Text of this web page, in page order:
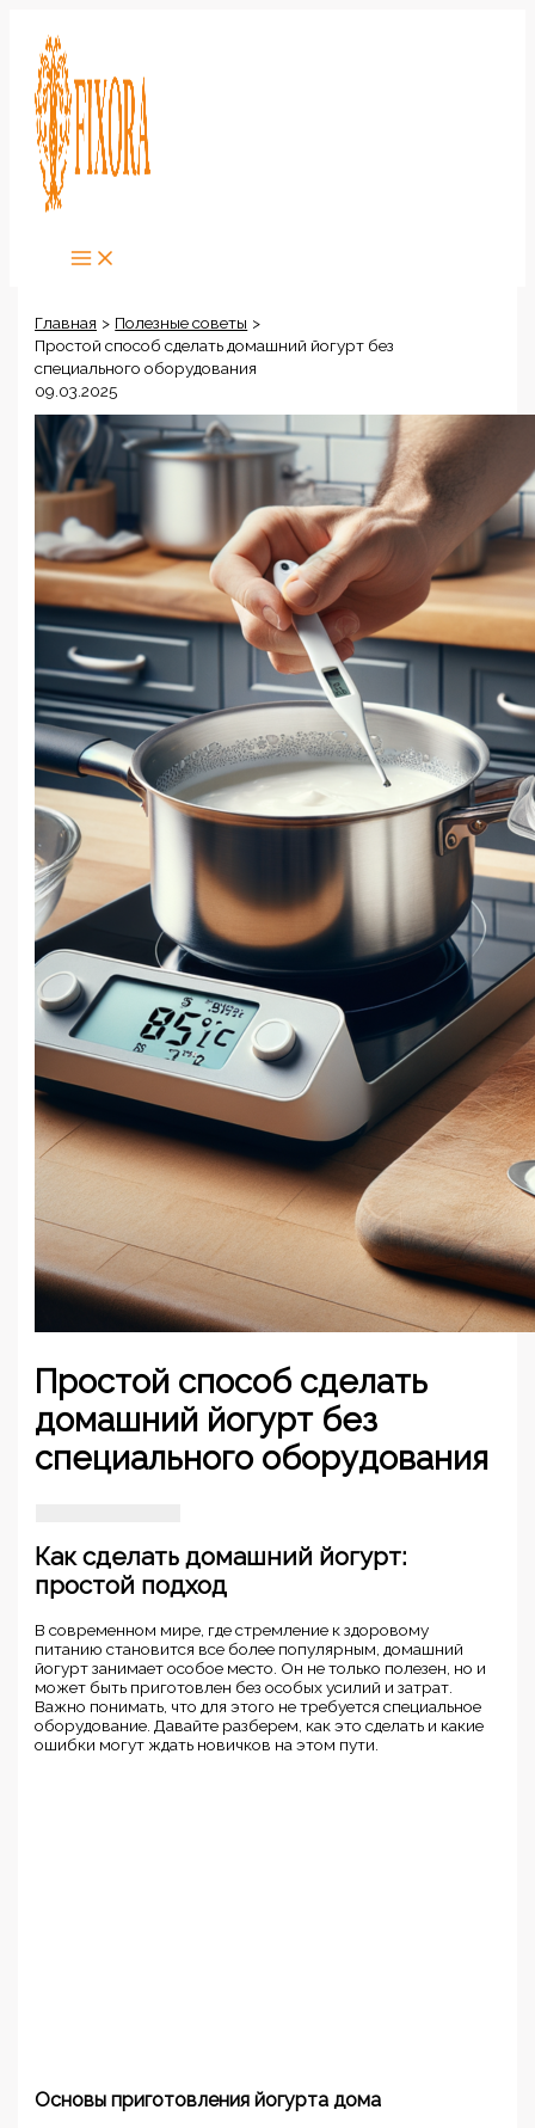
содержимому
Главная
Полезные советы
Простой способ сделать домашний йогурт без
специального оборудования
09.03.2025
Простой способ сделать
домашний йогурт без
специального оборудования
Как сделать домашний йогурт:
простой подход
В современном мире, где стремление к здоровому
питанию становится все более популярным, домашний
йогурт занимает особое место. Он не только полезен, но и
может быть приготовлен без особых усилий и затрат.
Важно понимать, что для этого не требуется специальное
оборудование. Давайте разберем, как это сделать и какие
ошибки могут ждать новичков на этом пути.
Основы приготовления йогурта дома